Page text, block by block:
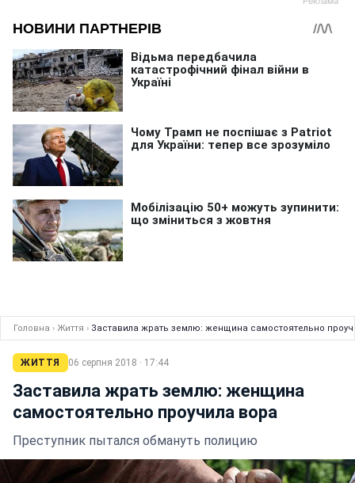
Головна › Життя › Заставила жрать землю: женщина самостоятельно
ЖИТТЯ 06 серпня 2018 · 17:44
Заставила жрать землю: женщина
самостоятельно проучила вора
Преступник пытался обмануть полицию